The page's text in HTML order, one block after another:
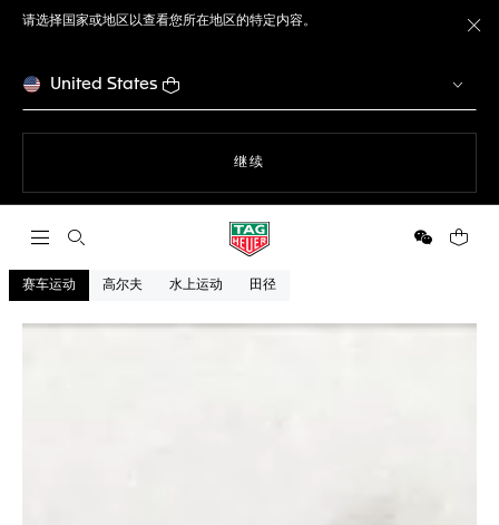
请选择国家或地区以查看您所在地区的特定内容。
United States
继续
打开搜索 微信 您的